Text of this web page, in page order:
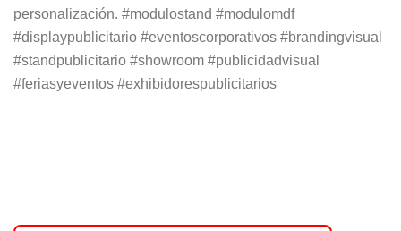
personalización. #modulostand #modulomdf
#displaypublicitario #eventoscorporativos #brandingvisual
#standpublicitario #showroom #publicidadvisual
#feriasyeventos #exhibidorespublicitarios